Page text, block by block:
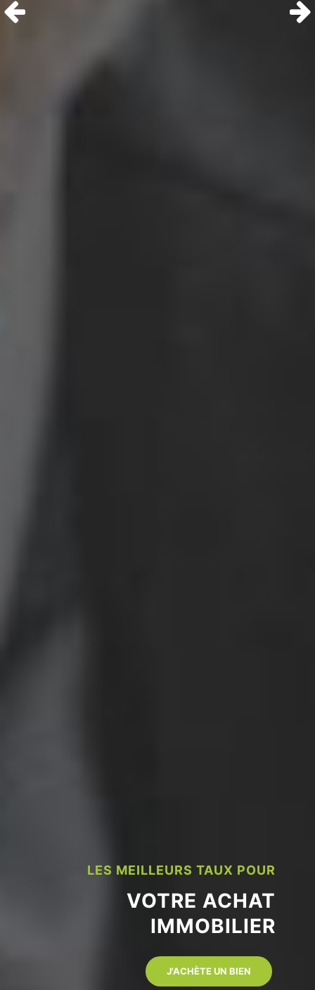
LES MEILLEURS TAUX POUR
VOTRE ACHAT
IMMOBILIER
J'ACHÈTE UN BIEN